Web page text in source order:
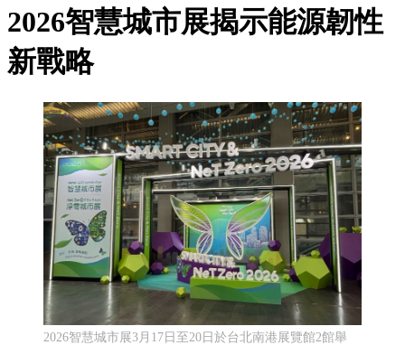
2026智慧城市展揭示能源韌性
新戰略
2026智慧城市展3月17日至20日於台北南港展覽館2館舉